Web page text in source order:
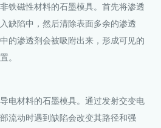
铁磁性材料的石墨模具。首先将渗透
缺陷中，然后清除表面多余的渗透
的渗透剂会被吸附出来，形成可见的
。
电材料的石墨模具。通过发射交变电
流动时遇到缺陷会改变其路径和强